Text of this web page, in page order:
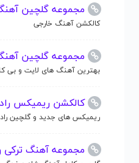
مجموعه گلچین
کالکشن آهنگ خارجی
مجموعه گلچین
بهترین آهنگ های لایت و بی
کالکشن ریمیکس
ریمیکس های جدید و گلچین
مجموعه آهنگ ترکی